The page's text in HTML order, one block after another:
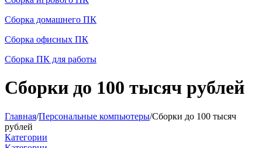
Сборка домашнего ПК
Сборка офисных ПК
Сборка ПК для работы
Сборки до 100 тысяч рублей
Главная/Персональные компьютеры/Сборки до 100 тысяч
рублей
Категории